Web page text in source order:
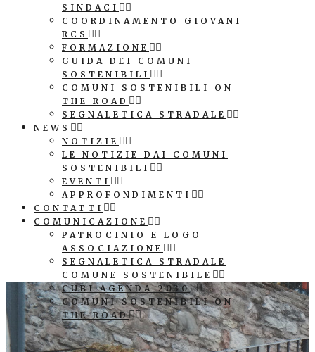
SINDACI
COORDINAMENTO GIOVANI
RCS
FORMAZIONE
GUIDA DEI COMUNI
SOSTENIBILI
COMUNI SOSTENIBILI ON
THE ROAD
SEGNALETICA STRADALE
NEWS
NOTIZIE
LE NOTIZIE DAI COMUNI
SOSTENIBILI
EVENTI
APPROFONDIMENTI
CONTATTI
COMUNICAZIONE
PATROCINIO E LOGO
ASSOCIAZIONE
SEGNALETICA STRADALE
COMUNE SOSTENIBILE
CUBI AGENDA 2030
COMUNI SOSTENIBILI ON
THE ROAD